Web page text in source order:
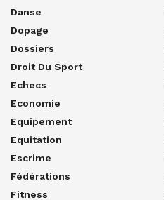
Danse
Dopage
Dossiers
Droit Du Sport
Echecs
Economie
Equipement
Equitation
Escrime
Fédérations
Fitness